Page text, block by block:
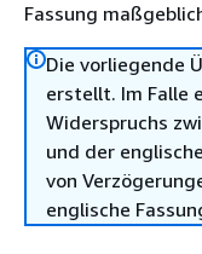
Fassung
Die vorliegende
erstellt. Im Falle
Widerspruchs
und der
von
englische